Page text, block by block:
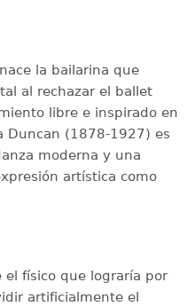
la bailarina que
al rechazar el ballet
libre e inspirado en
Duncan (1878-1927) es
moderna y una
artística como
el físico que lograría por
artificialmente el